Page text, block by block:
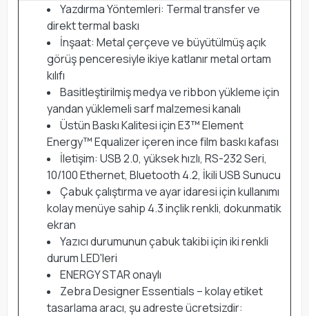
Yazdırma Yöntemleri: Termal transfer ve
direkt termal baskı
İnşaat: Metal çerçeve ve büyütülmüş açık
görüş penceresiyle ikiye katlanır metal ortam
kılıfı
Basitleştirilmiş medya ve ribbon yükleme için
yandan yüklemeli sarf malzemesi kanalı
Üstün Baskı Kalitesi için E3™ Element
Energy™ Equalizer içeren ince film baskı kafası
İletişim: USB 2.0, yüksek hızlı, RS-232 Seri,
10/100 Ethernet, Bluetooth 4.2, İkili USB Sunucu
Çabuk çalıştırma ve ayar idaresi için kullanımı
kolay menüye sahip 4.3 inçlik renkli, dokunmatik
ekran
Yazıcı durumunun çabuk takibi için iki renkli
durum LED'leri
ENERGY STAR onaylı
Zebra Designer Essentials – kolay etiket
tasarlama aracı, şu adreste ücretsizdir: